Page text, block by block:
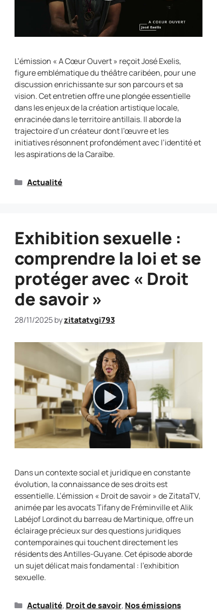
L’émission « A Cœur Ouvert » reçoit José Exelis,
figure emblématique du théâtre caribéen, pour une
discussion enrichissante sur son parcours et sa
vision. Cet entretien offre une plongée essentielle
dans les enjeux de la création artistique locale,
enracinée dans le territoire antillais. Il aborde la
trajectoire d’un créateur dont l’œuvre et les
initiatives résonnent profondément avec l’identité et
les aspirations de la Caraïbe.
Actualité
Exhibition sexuelle :
comprendre la loi et se
protéger avec « Droit
de savoir »
28/11/2025byzitatatvgi793
Dans un contexte social et juridique en constante
évolution, la connaissance de ses droits est
essentielle. L’émission « Droit de savoir » de ZitataTV,
animée par les avocats Tifany de Fréminville et Alik
Labéjof Lordinot du barreau de Martinique, offre un
éclairage précieux sur des questions juridiques
contemporaines qui touchent directement les
résidents des Antilles-Guyane. Cet épisode aborde
un sujet délicat mais fondamental : l’exhibition
sexuelle.
Actualité, Droit de savoir, Nos émissions